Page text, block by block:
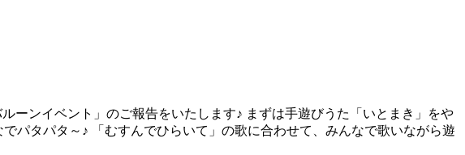
ーンイベント」のご報告をいたします♪ まずは手遊びうた「いとまき」をや
パタパタ～♪ 「むすんでひらいて」の歌に合わせて、みんなで歌いながら遊